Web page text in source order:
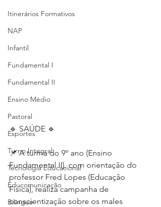
Itinerários Formativos
NAP
Infantil
Fundamental I
Fundamental II
Ensino Médio
Pastoral
Esportes
Turno Integral
Tecnologia Educacional
Educomunicação
Bilíngue
🔹 SAÚDE 🔹
📌 A turma do 9º ano (Ensino
Fundamental II), com orientação do
professor Fred Lopes (Educação
Física), realiza campanha de
conscientização sobre os males